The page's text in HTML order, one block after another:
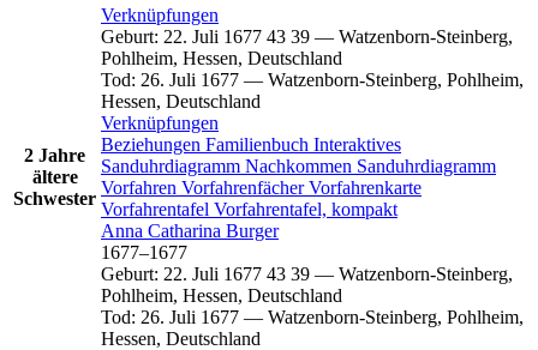
2 Jahre
ältere
Schwester
Verknüpfungen
Geburt: 22. Juli 1677 43 39 — Watzenborn-Steinberg,
Pohlheim, Hessen, Deutschland
Tod: 26. Juli 1677 — Watzenborn-Steinberg, Pohlheim,
Hessen, Deutschland
Verknüpfungen
Beziehungen Familienbuch Interaktives
Sanduhrdiagramm Nachkommen Sanduhrdiagramm
Vorfahren VorfahrenfächerVorfahrenkarte
Vorfahrentafel Vorfahrentafel, kompakt
Anna Catharina Burger
1677–1677
Geburt: 22. Juli 1677 43 39 — Watzenborn-Steinberg,
Pohlheim, Hessen, Deutschland
Tod: 26. Juli 1677 — Watzenborn-Steinberg, Pohlheim,
Hessen, Deutschland